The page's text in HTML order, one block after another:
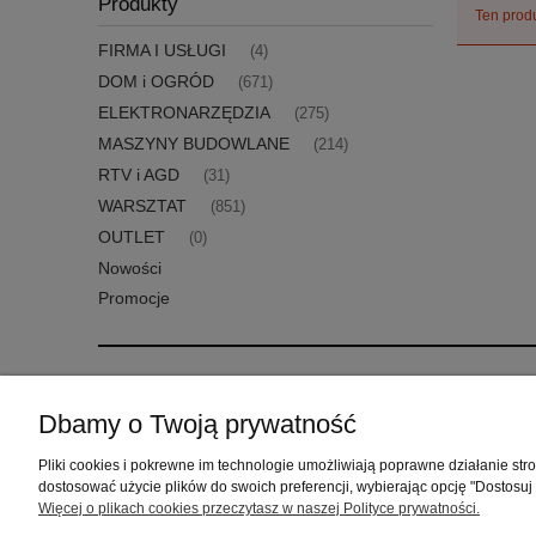
FIRMA I USŁUGI (4)
DOM i OGRÓD (671)
ELEKTRONARZĘDZIA (275)
MASZYNY BUDOWLANE (214)
RTV i AGD (31)
WARSZTAT (851)
OUTLET (0)
Nowości
Promocje
Ten
Zwroty i reklamacje
Regulamin
Ustawienia konta
Przechowalnia
Dbamy o Twoją prywatność
Pliki cookies i pokrewne im technologie umożliwiają poprawne działanie
dostosować użycie plików do swoich preferencji, wybierając opcję "Dostosuj
Więcej o plikach cookies przeczytasz w naszej Polityce prywatności.